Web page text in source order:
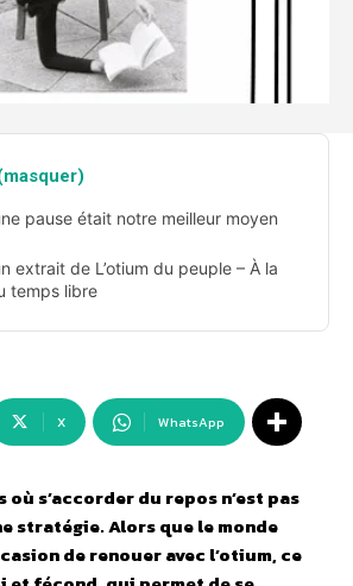
pause était notre meilleur moyen
extrait de L’otium du peuple – À la
temps libre
X WhatsApp
où s’accorder du repos n’est pas
stratégie. Alors que le monde
de renouer avec l’otium, ce